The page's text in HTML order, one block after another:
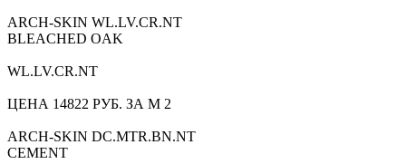
ARCH-SKIN WL.LV.CR.NT
BLEACHED OAK
WL.LV.CR.NT
ЦЕНА 14822 РУБ. ЗА М 2
ARCH-SKIN DC.MTR.BN.NT
CEMENT